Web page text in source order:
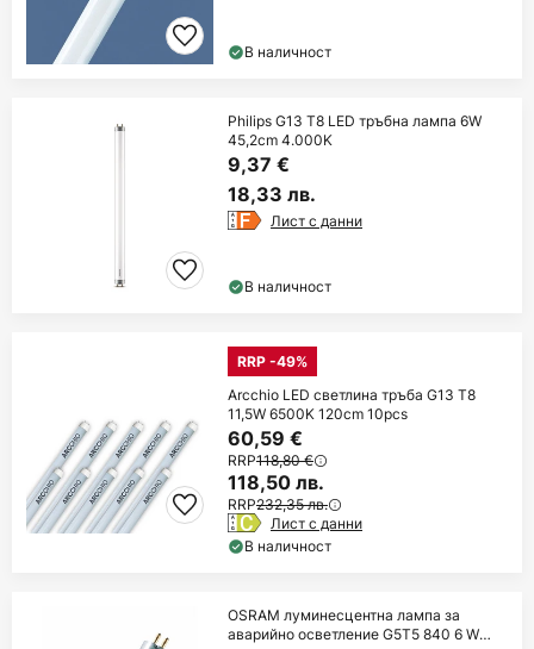
В наличност
Philips G13 T8 LED тръбна лампа 6W
45,2cm 4.000K
9,37 €
18,33 лв.
Лист с данни
В наличност
RRP -49%
Arcchio LED светлина тръба G13 T8
11,5W 6500K 120cm 10pcs
60,59 €
RRP118,80 €
118,50 лв.
RRP232,35 лв.
Лист с данни
В наличност
OSRAM луминесцентна лампа за
аварийно осветление G5T5 840 6 W